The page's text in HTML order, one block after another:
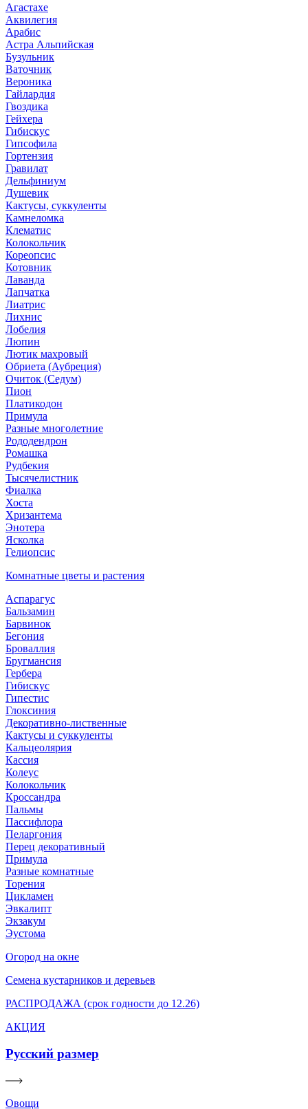
Агастахе
Аквилегия
Арабис
Астра Альпийская
Бузульник
Ваточник
Вероника
Гайлардия
Гвоздика
Гейхера
Гибискус
Гипсофила
Гортензия
Гравилат
Дельфиниум
Душевик
Кактусы, суккуленты
Камнеломка
Клематис
Колокольчик
Кореопсис
Котовник
Лаванда
Лапчатка
Лиатрис
Лихнис
Лобелия
Люпин
Лютик махровый
Обриета (Аубреция)
Очиток (Седум)
Пион
Платикодон
Примула
Разные многолетние
Рододендрон
Ромашка
Рудбекия
Тысячелистник
Фиалка
Хоста
Хризантема
Энотера
Ясколка
Гелиопсис
Комнатные цветы и растения
Аспарагус
Бальзамин
Барвинок
Бегония
Броваллия
Бругмансия
Гербера
Гибискус
Гипестис
Глоксиния
Декоративно-лиственные
Кактусы и суккуленты
Кальцеолярия
Кассия
Колеус
Колокольчик
Кроссандра
Пальмы
Пассифлора
Пеларгония
Перец декоративный
Примула
Разные комнатные
Торения
Цикламен
Эвкалипт
Экзакум
Эустома
Огород на окне
Семена кустарников и деревьев
РАСПРОДАЖА (срок годности до 12.26)
АКЦИЯ
Русский размер
Овощи